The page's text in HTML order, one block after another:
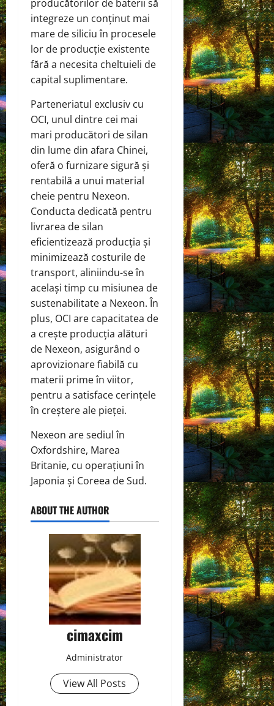
producătorilor de baterii să
integreze un conținut mai
mare de siliciu în procesele
lor de producție existente
fără a necesita cheltuieli de
capital suplimentare.
Parteneriatul exclusiv cu
OCI, unul dintre cei mai
mari producători de silan
din lume din afara Chinei,
oferă o furnizare sigură și
rentabilă a unui material
cheie pentru Nexeon.
Conducta dedicată pentru
livrarea de silan
eficientizează producția și
minimizează costurile de
transport, aliniindu-se în
același timp cu misiunea de
sustenabilitate a Nexeon. În
plus, OCI are capacitatea de
a crește producția alături
de Nexeon, asigurând o
aprovizionare fiabilă cu
materii prime în viitor,
pentru a satisface cerințele
în creștere ale pieței.
Nexeon are sediul în
Oxfordshire, Marea
Britanie, cu operațiuni în
Japonia și Coreea de Sud.
ABOUT THE AUTHOR
cimaxcim
Administrator
View All Posts